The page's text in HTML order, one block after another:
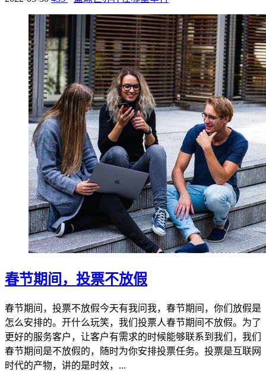
春节期间，投票不放假
春节期间，投票不放假今天有我问我，春节期间，你们放假是
怎么安排的。开什么玩笑，我们投票人春节期间不放假。为了
更好的服务客户，让客户有需求的时候能够联系到我们，我们
春节期间是不放假的，随时为你安排投票任务。投票是互联网
时代的产物，讲的是时效，...